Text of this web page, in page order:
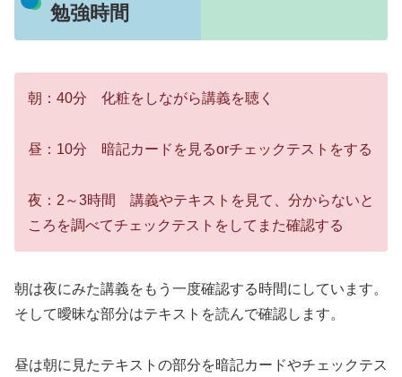
勉強時間
朝：40分 化粧をしながら講義を聴く
昼：10分 暗記カードを見るorチェックテストをする
夜：2～3時間 講義やテキストを見て、分からないと
ころを調べてチェックテストをしてまた確認する
朝は夜にみた講義をもう一度確認する時間にしています。
そして曖昧な部分はテキストを読んで確認します。
昼は朝に見たテキストの部分を暗記カードやチェックテス